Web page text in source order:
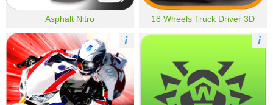
Asphalt Nitro 18 Wheels Truck Driver 3D
i i